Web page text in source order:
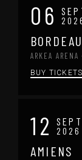
06
ARKEA
BUY TICKETS
12 2026
AMIENS